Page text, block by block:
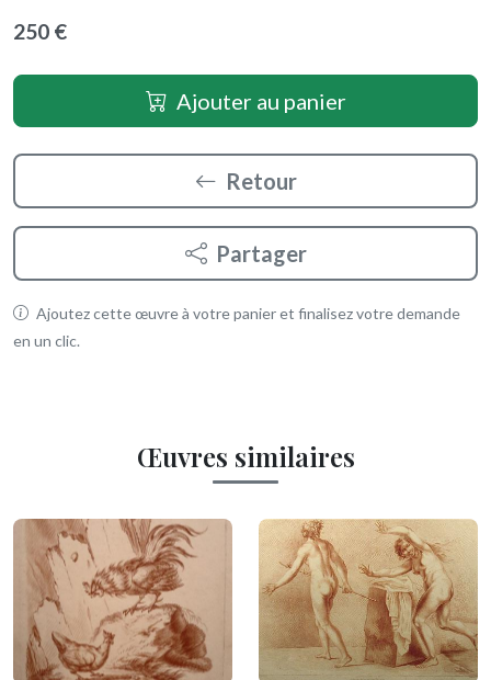
250 €
Ajouter au panier
Retour
Partager
Ajoutez cette œuvre à votre panier et finalisez votre demande
en un clic.
Œuvres similaires